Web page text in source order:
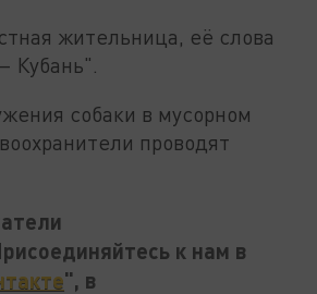
жительница, её слова
Кубань".
собаки в мусорном
проводят
к нам в
", в